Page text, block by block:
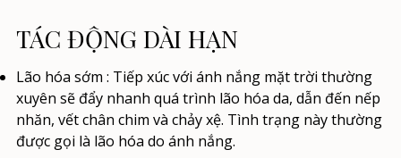
TÁC ĐỘNG DÀI HẠN
Lão hóa sớm : Tiếp xúc với ánh nắng mặt trời thường
xuyên sẽ đẩy nhanh quá trình lão hóa da, dẫn đến nếp
nhăn, vết chân chim và chảy xệ. Tình trạng này thường
được gọi là lão hóa do ánh nắng.